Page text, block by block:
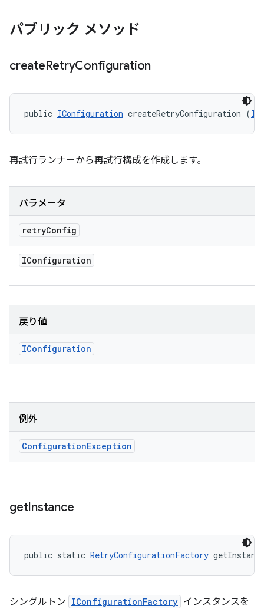
パブリック メソッド
createRetryConfiguration
public IConfiguration createRetryConfiguration (
再試行ランナーから再試行構成を作成します。
パラメータ
retryConfig
IConfiguration
戻り値
IConfiguration
例外
ConfigurationException
getInstance
public static RetryConfigurationFactory
シングルトン IConfigurationFactory インスタンスを